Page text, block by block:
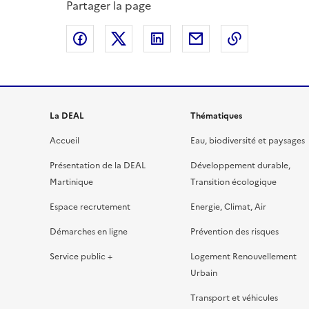
Partager la page
Partager sur Facebook
Partager sur XPartager sur LinkedIn
Partager par email
La DEAL
Accueil
Présentation de la DEAL
Martinique
Espace recrutement
Démarches en ligne
Service public +
Thématiques
Eau, biodiversité et paysages
Développement durable,
Transition écologique
Energie, Climat, Air
Prévention des risques
Logement Renouvellement
Urbain
Transport et véhicules